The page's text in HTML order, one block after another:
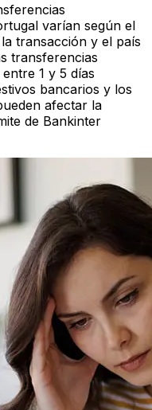
varían según el
transacción y el país
transferencias
1 y 5 días
bancarios y los
afectar la
de Bankinter